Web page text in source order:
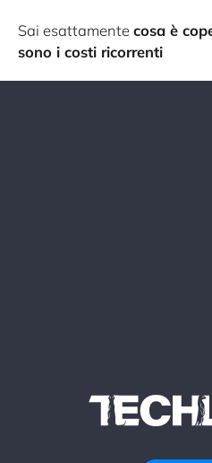
Sai esattamentecosa è
sono i costi ricorrenti